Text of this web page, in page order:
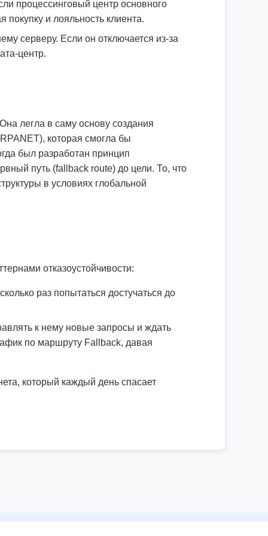
процессинговый центр основного
покупку и лояльность клиента.
серверу. Если он отключается из-за
центр.
легла в саму основу создания
которая смогла бы
был разработан принцип
путь (fallback route) до цели. То, что
в условиях глобальной
отказоустойчивости:
раз попытаться достучаться до
к нему новые запросы и ждать
по маршруту Fallback, давая
который каждый день спасает